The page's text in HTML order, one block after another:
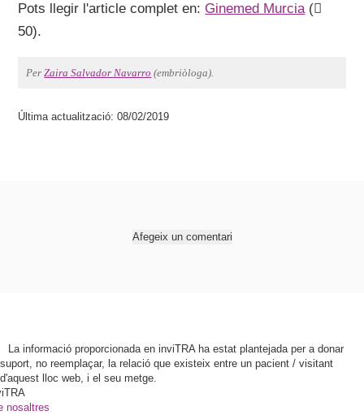
Pots llegir l'article complet en: Ginemed Murcia(
50).
PerZaira Salvador Navarro (embriòloga).
Última actualització: 08/02/2019
Afegeix un comentari
La informació proporcionada en inviTRA ha estat plantejada per a donar
suport, no reemplaçar, la relació que existeix entre un pacient / visitant
d'aquest lloc web, i el seu metge.
nosaltres